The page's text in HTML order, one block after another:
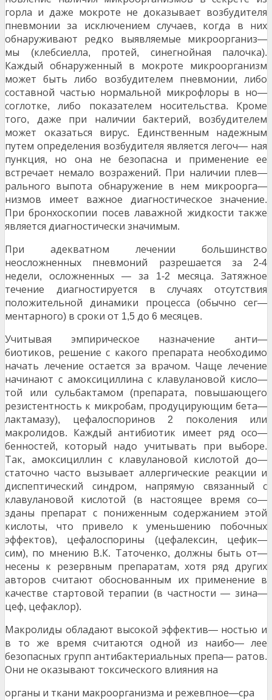
горла и даже мокроте не доказывает возбудителя
пневмонии за исключением случаев, когда в них
обнаруживают редко выявляемые микроорганиз—
мы (клебсиелла, протей, синегнойная палочка).
Каждый обнаруженный в мокроте микроорганизм
может быть либо возбудителем пневмонии,
либо
составной частью нормальной микрофлоры в но—
соглотке,либо показателем носительства.
Кроме
того, даже при наличии бактерий,
возбудителем
может оказаться вирус. Единственным надежным
путем определения возбудителя является легоч— ная
пункция, но она не безопасна и применение ее
встречает немало возражений. При наличии плев—
рального выпота обнаружение в нем микроорга—
низмов имеет важное диагностическое значение.
При бронхоскопии посев лаважной жидкости также
является диагностически значимым.
При адекватном лечении большинство
неосложненных пневмоний разрешается за
2-4
недели, осложненных — за 1-2 месяца.
Затяжное
течение диагностируется в случаях отсутствия
положительной динамики процесса
(обычно сег—
ментарного) в сроки от 1,5 до 6 месяцев.
Учитывая эмпирическое назначение анти—
биотиков, решение с какого препарата необходимо
начать лечение остается за врачом. Чаще лечение
начинают с амоксициллина с клавулановой кисло—
той или сульбактамом (препарата,
повышающего
резистентность к микробам, продуцирующим бета—
лактамазу), цефалоспоринов 2
поколения или
макролидов. Каждый антибиотик имеет ряд осо—
бенностей, который надо учитывать при выборе.
Так, амоксициллин с клавулановой кислотой до—
статочно часто вызывает аллергические реакции и
диспептический синдром, напрямую связанный с
клавулановой кислотой
(в настоящее время со—
зданы препарат с пониженным содержанием этой
кислоты, что привело к уменьшению побочных
эффектов), цефалоспорины (цефалексин, цефик—
сим), по мнению В.К. Таточенко, должны быть от—
несены к резервным препаратам,хотя ряд других
авторов считают обоснованным их применение в
качестве стартовой терапии (в частности— зина—
цеф, цефаклор).
Макролиды обладают высокой эффектив—ностью и
в то же время считаются одной из наибо—лее
безопасных групп антибактериальных препа—ратов.
Они не оказывают токсического влияния на
органы и ткани макроорганизма и режевпное—сра